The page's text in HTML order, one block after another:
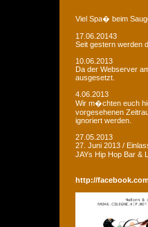
Viel Spa� beim
17.06.20143
Seit gestern werden
10.06.2013
Da der Webserver
ausgesetzt.
4.06.2013
Wir m�chten euch
vorgesehenen
ignoriert werden.
27.05.2013
27. Juni 2013 /
JAYs Hip Hop Bar &
http://